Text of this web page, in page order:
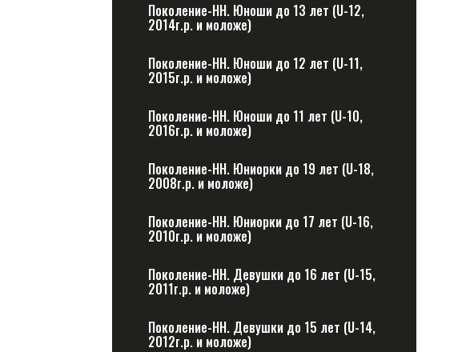
Поколение-НН. Юноши до 13 лет (U-12,
2014г.р. и моложе)
Поколение-НН. Юноши до 12 лет (U-11,
2015г.р. и моложе)
Поколение-НН. Юноши до 11 лет (U-10,
2016г.р. и моложе)
Поколение-НН. Юниорки до 19 лет (U-18,
2008г.р. и моложе)
Поколение-НН. Юниорки до 17 лет (U-16,
2010г.р. и моложе)
Поколение-НН. Девушки до 16 лет (U-15,
2011г.р. и моложе)
Поколение-НН. Девушки до 15 лет (U-14,
2012г.р. и моложе)